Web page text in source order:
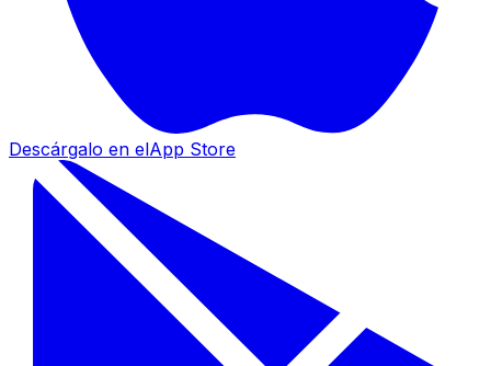
Descárgalo en elApp Store